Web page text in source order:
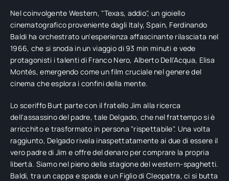
Nel coinvolgente Western, "Texas, addio", un gioiello
cinematografico proveniente dagli Italy, Spain, Ferdinando
Baldi ha orchestrato un'esperienza affascinante rilasciata nel
1966, che si snoda in un viaggio di 93 min minuti e vede
protagonisti i talenti di Franco Nero, Alberto Dell'Acqua, Elisa
Montés, emergendo come un film cruciale nel genere del
cinema che esplora i confini della mente.
Lo sceriffo Burt parte con il fratello Jim alla ricerca
dell'assassino del padre, tale Delgado, che nel frattempo si è
arricchito e trasformato in persona "rispettabile". Una volta
raggiunto, Delgado rivela inaspettatamente ai due di essere il
vero padre di Jim e offre del denaro per comprare la propria
libertà. Siamo nel pieno della stagione del western-spaghetti.
Baldi, tra un cappa e spada e un Figlio di Cleopatra, ci si butta